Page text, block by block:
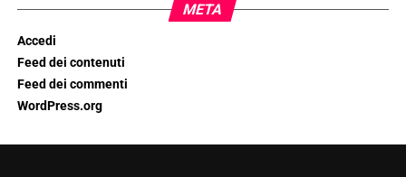
META
Accedi
Feed dei contenuti
Feed dei commenti
WordPress.org